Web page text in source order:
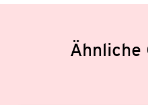
Ähnliche